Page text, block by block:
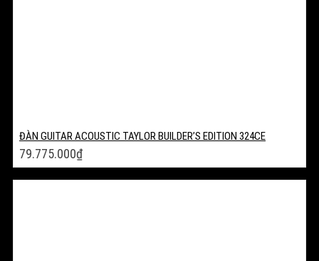
ĐÀN GUITAR ACOUSTIC TAYLOR BUILDER’S EDITION 324CE
79.775.000₫